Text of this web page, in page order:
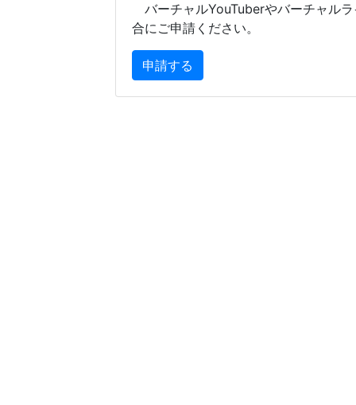
バーチャルYouTuberやバーチャル
合にご申請ください。
申請する